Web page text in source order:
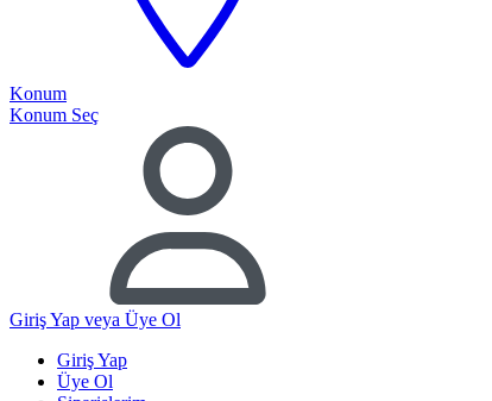
Konum
Konum Seç
Giriş Yap veya Üye Ol
Giriş Yap
Üye Ol